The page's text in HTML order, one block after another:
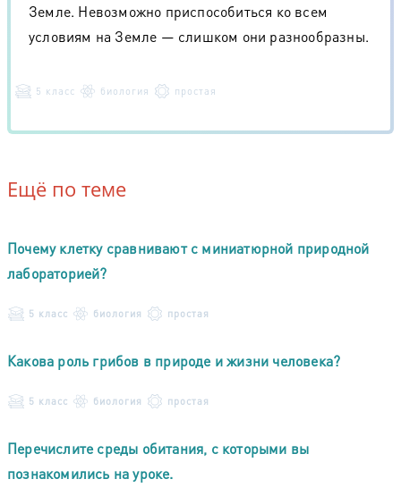
Земле. Невозможно приспособиться ко всем
условиям на Земле — слишком они разнообразны.
5 класс биология простая
Ещё по теме
Почему клетку сравнивают с миниатюрной природной
лабораторией?
5 класс биология простая
Какова роль грибов в природе и жизни человека?
5 класс биология простая
Перечислите среды обитания, с которыми вы
познакомились на уроке.